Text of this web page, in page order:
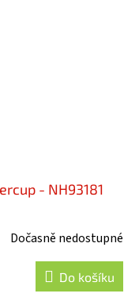
- NH93181
Dočasně nedostupné
Do košíku